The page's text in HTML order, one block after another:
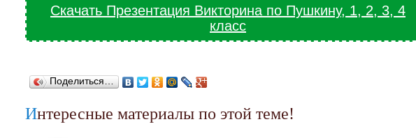
Скачать Презентация Викторина по Пушкину, 1, 2, 3, 4
класс
Поделиться…
Интересные материалы по этой теме!